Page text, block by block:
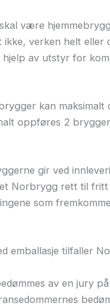
være
ikke, verken helt eller
av utstyr for
kan maksimalt
oppføres 2
gir ved
Norbrygg rett til fritt
som
emballasje tilfaller
av en jury